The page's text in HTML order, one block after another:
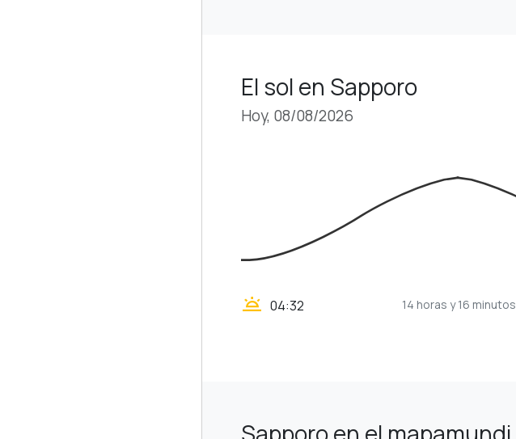
El sol en Sapporo
Hoy, 08/08/2026
wb_twilight 04:32 14 horas y 16 minutos